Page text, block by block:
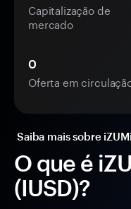
O que é
(IUSD)?
Capitalização de
mercado
0
Oferta em
Saiba mais sobre